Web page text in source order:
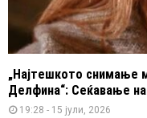
„Најтешкото снимање
Делфина“: Сеќавање
19:28 - 15 јули, 2026